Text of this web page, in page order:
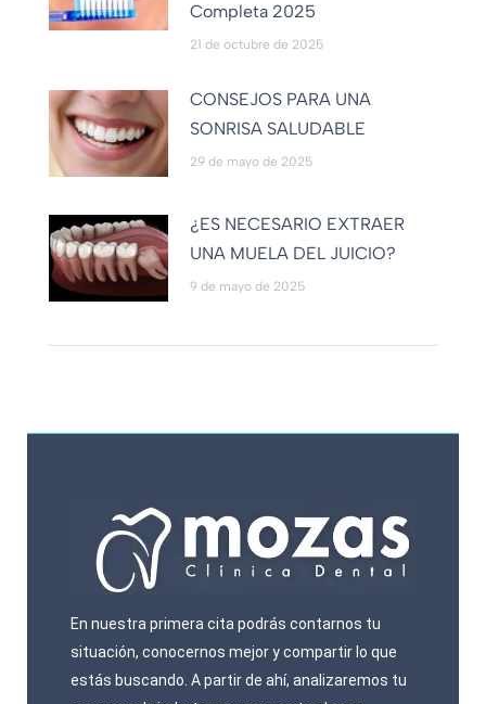
Completa 2025
21 de octubre de 2025
CONSEJOS PARA UNA
SONRISA SALUDABLE
29 de mayo de 2025
¿ES NECESARIO EXTRAER
UNA MUELA DEL JUICIO?
9 de mayo de 2025
En nuestra primera cita podrás contarnos tu
situación, conocernos mejor y compartir lo que
estás buscando. A partir de ahí, analizaremos tu